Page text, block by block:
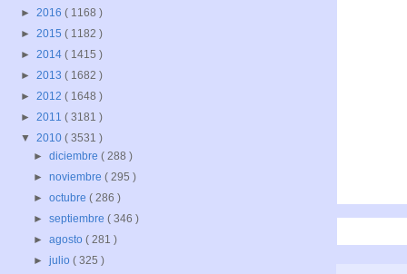
► 2016 ( 1168 )
► 2015 ( 1182 )
► 2014 ( 1415 )
► 2013 ( 1682 )
► 2012 ( 1648 )
► 2011 ( 3181 )
▼ 2010 ( 3531 )
►diciembre( 288 )
►noviembre( 295 )
►octubre( 286 )
►septiembre( 346 )
►agosto( 281 )
►julio( 325 )